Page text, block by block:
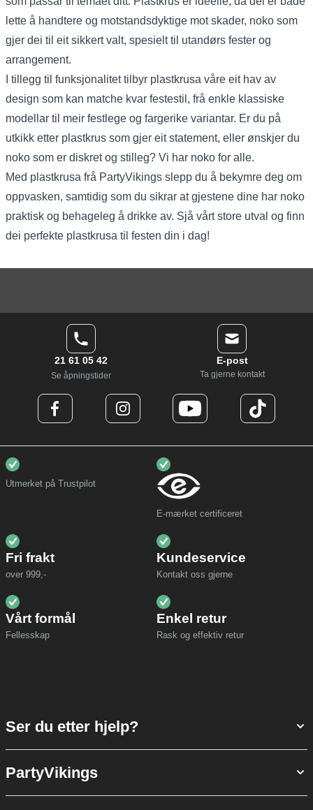
lette å handtere og motstandsdyktige mot skader, noko som
gjer dei til eit sikkert valt, spesielt til utandørs fester og
arrangement.
I tillegg til funksjonalitet tilbyr plastkrusa våre eit hav av
design som kan matche kvar festestil, frå enkle klassiske
modellar til meir festlege og fargerike variantar. Er du på
utkikk etter plastkrus som gjer eit statement, eller ønskjer du
noko som er diskret og stilleg? Vi har noko for alle.
Med plastkrusa frå PartyVikings slepp du å bekymre deg om
oppvasken, samtidig som du sikrar at gjestene dine har noko
praktisk og behageleg å drikke av. Sjå vårt store utval og finn
dei perfekte plastkrusa til festen din i dag!
21 61 05 42
Se åpningstider
E-post
Ta gjerne kontakt
Utmerket på Trustpilot
E-mærket certificeret
Fri frakt
over 999,-
Kundeservice
Kontakt oss gjerne
Vårt formål
Fellesskap
Enkel retur
Rask og effektiv retur
Ser du etter hjelp?
PartyVikings